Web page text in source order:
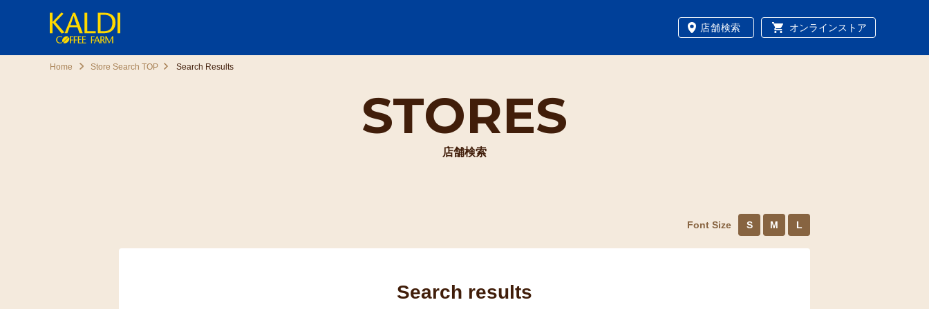
店舗検索 オンラインストア
STORES
店舗検索
Home Store Search TOP Search Results
Font Size S M L
Search results